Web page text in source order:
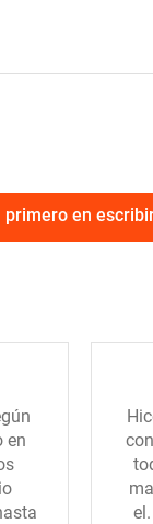
primero en
en